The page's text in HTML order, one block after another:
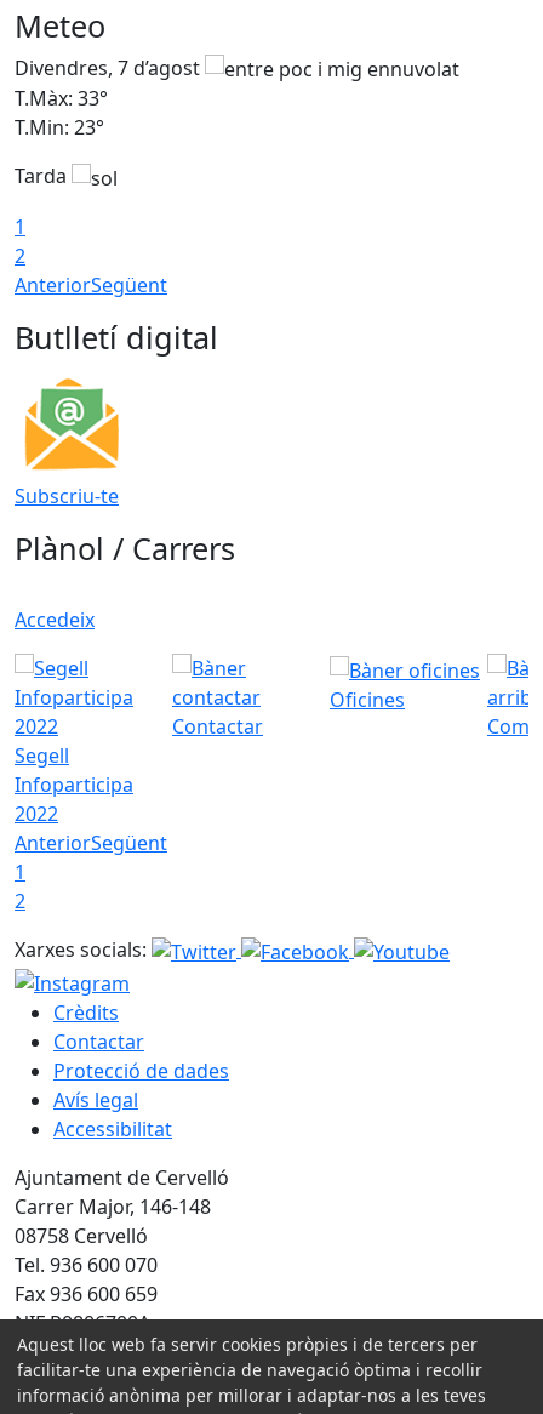
Meteo
Divendres, 7 d’agost
T.Màx: 33°
T.Min: 23°
Tarda
1
2
AnteriorSegüent
Butlletí digital
Subscriu-te
Plànol / Carrers
Accedeix
Segell
Infoparticipa
2022
Contactar
Oficines
Com
AnteriorSegüent
1
2
Xarxes socials:
Crèdits
Contactar
Protecció de dades
Avís legal
Accessibilitat
Ajuntament de Cervelló
Carrer Major, 146-148
08758 Cervelló
Tel. 936 600 070
Fax 936 600 659
NIF P0806700A
Amb la col·laboració de:
Aquest lloc web fa servir cookies pròpies i de tercers per
facilitar-te una experiència de navegació òptima i recollir
informació anònima per millorar i adaptar-nos a les teves